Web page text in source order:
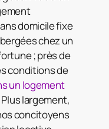
domicile fixe
chez un
; près de
conditions de
un logement
Plus largement,
concitoyens